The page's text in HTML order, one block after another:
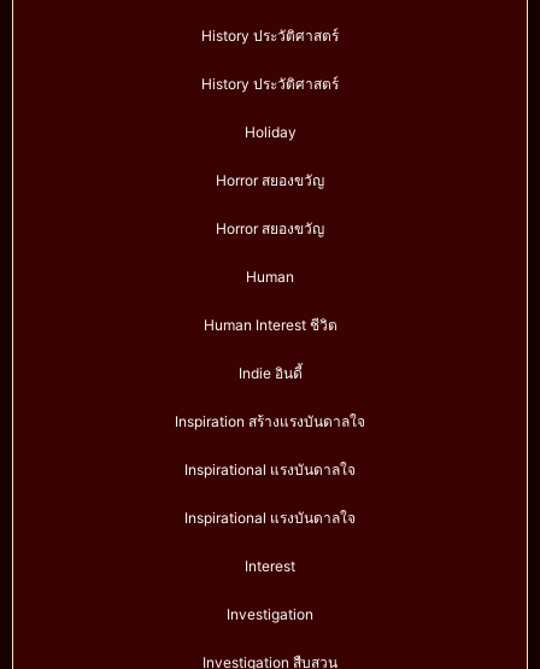
History ประวัติศาสตร์
History ประวัติศาสตร์
Holiday
Horror สยองขวัญ
Horror สยองขวัญ
Human
Human Interest ชีวิต
Indie อินดี้
Inspiration สร้างแรงบันดาลใจ
Inspirational แรงบันดาลใจ
Inspirational แรงบันดาลใจ
Interest
Investigation
Investigation สืบสวน